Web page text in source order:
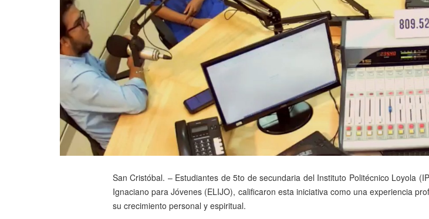
San Cristóbal. – Estudiantes de 5to de secundaria del Instituto Politécnico Loyola
Ignaciano para Jóvenes (ELIJO), calificaron esta iniciativa como una experiencia
su crecimiento personal y espiritual.